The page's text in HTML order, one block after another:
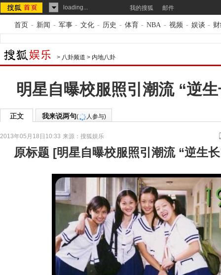
loading... 我的搜狐 邮件
首页 - 新闻 - 军事 - 文化 - 历史 - 体育 - NBA - 视频 - 娱谈 -
> 八卦频道 > 内地八卦
明星自曝校服照引潮流 “逆
正文 我来说两句( 人参与)
2013年05月18日10:33 来源： 搜狐娱乐
原标题 [明星自曝校服照引潮流 “逆生